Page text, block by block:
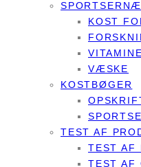
KOST
VÆSKE
KOSTBØGER
TEST AF
TEST AF
TEST AF